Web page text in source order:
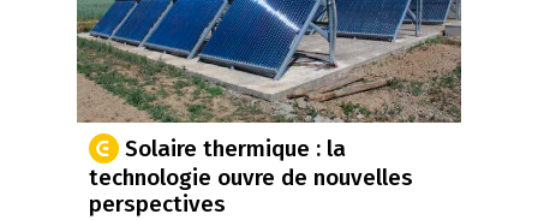
Solaire thermique : la
technologie ouvre de nouvelles
perspectives